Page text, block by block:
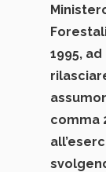
1995,
comma